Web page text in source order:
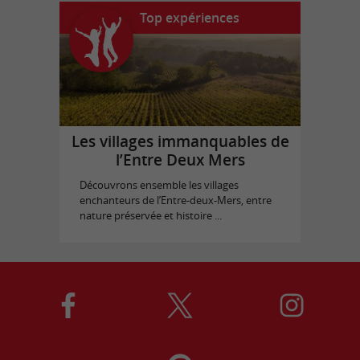
Top expériences
Les villages immanquables de
l’Entre Deux Mers
Découvrons ensemble les villages
enchanteurs de l’Entre-deux-Mers, entre
nature préservée et histoire ...